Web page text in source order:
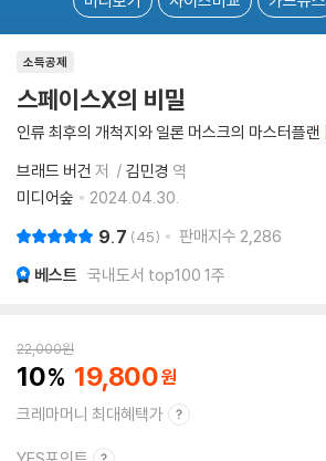
소득공제
스페이스X의 비밀
인류 최후의 개척지와 일론 머스크의 마스터플랜
브래드 버건 저 김민경 역
미디어숲
2024.04.30.
9.7 45 판매지수 2,286
베스트 국내도서 top100 1주
22,000원
10 19,800
크레마머니 최대혜택가